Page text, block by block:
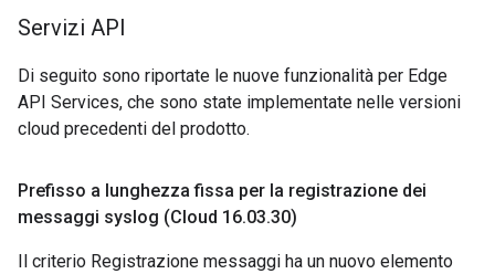
Servizi API
Di seguito sono riportate le nuove funzionalità per Edge
API Services, che sono state implementate nelle versioni
cloud precedenti del prodotto.
Prefisso a lunghezza fissa per la registrazione dei
messaggi syslog (Cloud 16.03.30)
Il criterio Registrazione messaggi ha un nuovo elemento